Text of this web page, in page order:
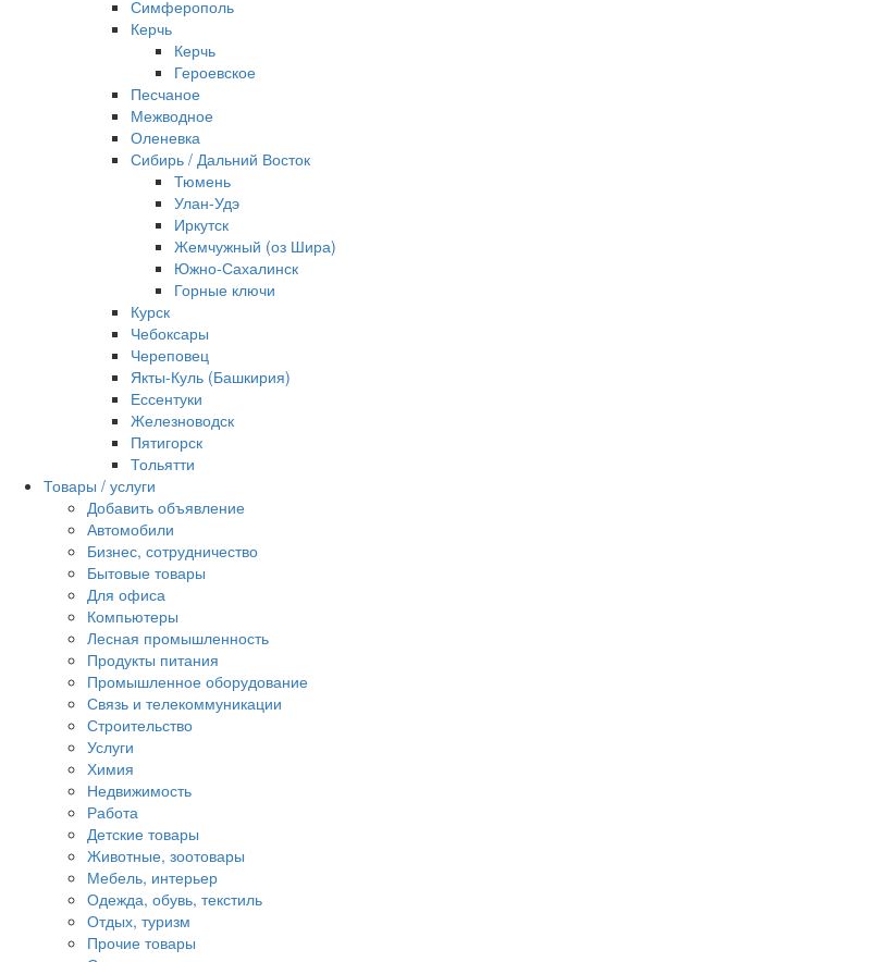
Симферополь
Керчь
Керчь
Героевское
Песчаное
Межводное
Оленевка
Сибирь / Дальний Восток
Тюмень
Улан-Удэ
Иркутск
Жемчужный (оз Шира)
Южно‐Сахалинск
Горные ключи
Курск
Чебоксары
Череповец
Якты-Куль (Башкирия)
Ессентуки
Железноводск
Пятигорск
Тольятти
Товары / услуги
Добавить объявление
Автомобили
Бизнес, сотрудничество
Бытовые товары
Для офиса
Компьютеры
Лесная промышленность
Продукты питания
Промышленное оборудование
Связь и телекоммуникации
Строительство
Услуги
Химия
Недвижимость
Работа
Детские товары
Животные, зоотовары
Мебель, интерьер
Одежда, обувь, текстиль
Отдых, туризм
Прочие товары